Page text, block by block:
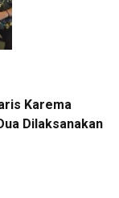
Karema
Dilaksanakan